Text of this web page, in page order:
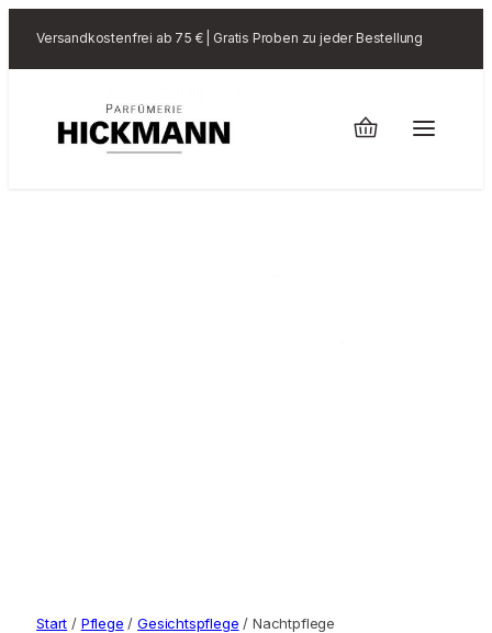
Versandkostenfrei ab 75 € | Gratis Proben zu jeder Bestellung
Start / Pflege /Gesichtspflege / Nachtpflege